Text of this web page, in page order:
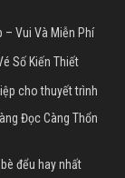
– Vui Và Miễn Phí
Số Kiến Thiết
cho thuyết trình
Đọc Càng Thổn
đểu hay nhất